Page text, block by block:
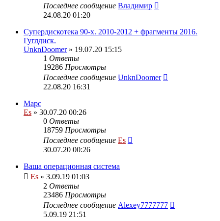
Последнее сообщение Владимир
24.08.20 01:20
Супердискотека 90-х. 2010-2012 + фрагменты 2016.
Гуглдиск.
UnknDoomer» 19.07.20 15:15
1 Ответы
19286 Просмотры
Последнее сообщение UnknDoomer
22.08.20 16:31
Марс
Es » 30.07.20 00:26
0 Ответы
18759 Просмотры
Последнее сообщение Es
30.07.20 00:26
Ваша операционная система
Es » 3.09.19 01:03
2 Ответы
23486 Просмотры
Последнее сообщение Alexey7777777
5.09.19 21:51